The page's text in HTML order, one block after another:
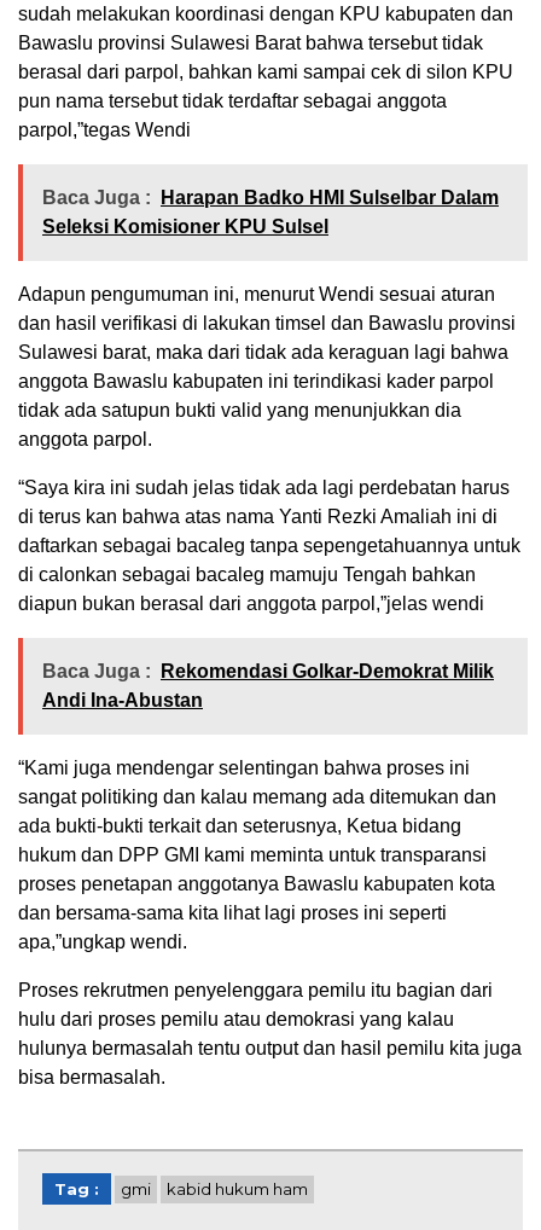
sudah melakukan koordinasi dengan KPU kabupaten dan
Bawaslu provinsi Sulawesi Barat bahwa tersebut tidak
berasal dari parpol, bahkan kami sampai cek di silon KPU
pun nama tersebut tidak terdaftar sebagai anggota
parpol,”tegas Wendi
Baca Juga :
Harapan Badko HMI Sulselbar Dalam
Seleksi Komisioner KPU Sulsel
Adapun pengumuman ini, menurut Wendi sesuai aturan
dan hasil verifikasi di lakukan timsel dan Bawaslu provinsi
Sulawesi barat, maka dari tidak ada keraguan lagi bahwa
anggota Bawaslu kabupaten ini terindikasi kader parpol
tidak ada satupun bukti valid yang menunjukkan dia
anggota parpol.
“Saya kira ini sudah jelas tidak ada lagi perdebatan harus
di terus kan bahwa atas nama Yanti Rezki Amaliah ini di
daftarkan sebagai bacaleg tanpa sepengetahuannya untuk
di calonkan sebagai bacaleg mamuju Tengah bahkan
diapun bukan berasal dari anggota parpol,”jelas wendi
Baca Juga :
Rekomendasi Golkar-Demokrat Milik
Andi Ina-Abustan
“Kami juga mendengar selentingan bahwa proses ini
sangat politiking dan kalau memang ada ditemukan dan
ada bukti-bukti terkait dan seterusnya, Ketua bidang
hukum dan DPP GMI kami meminta untuk transparansi
proses penetapan anggotanya Bawaslu kabupaten kota
dan bersama-sama kita lihat lagi proses ini seperti
apa,”ungkap wendi.
Proses rekrutmen penyelenggara pemilu itu bagian dari
hulu dari proses pemilu atau demokrasi yang kalau
hulunya bermasalah tentu output dan hasil pemilu kita juga
bisa bermasalah.
Tag : gmi kabid hukum ham